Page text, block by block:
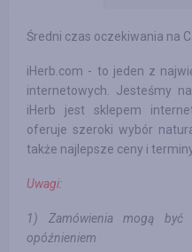
Średni czas oczekiwania na
iHerb.com - to jeden z
internetowych. Jesteśmy
iHerb jest sklepem
oferuje szeroki wybór
także najlepsze ceny i
Uwagi:
1) Zamówienia mogą być
opóźnieniem